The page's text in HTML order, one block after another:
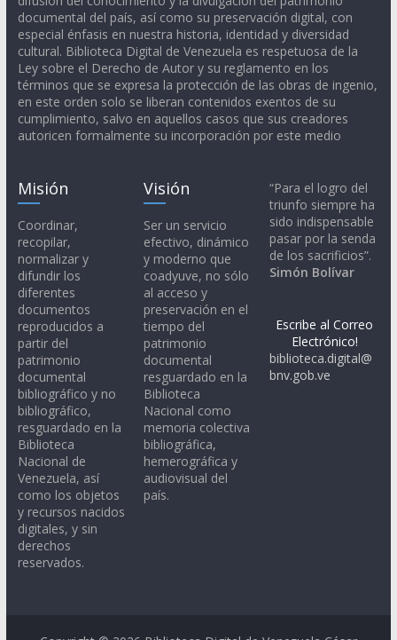
documental del país, así como su preservación digital, con
especial énfasis en nuestra historia, identidad y diversidad
cultural. Biblioteca Digital de Venezuela es respetuosa de la
Ley sobre el Derecho de Autor y su reglamento en los
términos que se expresa la protección de las obras de ingenio,
en este orden solo se liberan contenidos exentos de su
cumplimiento, salvo en aquellos casos que sus creadores
autoricen formalmente su incorporación por este medio
Misión
Coordinar,
recopilar,
normalizar y
difundir los
diferentes
documentos
reproducidos a
partir del
patrimonio
documental
bibliográfico y no
bibliográfico,
resguardado en la
Biblioteca
Nacional de
Venezuela, así
como los objetos
y recursos nacidos
digitales, y sin
derechos
reservados.
Visión
Ser un servicio
efectivo, dinámico
y moderno que
coadyuve, no sólo
al acceso y
preservación en el
tiempo del
patrimonio
documental
resguardado en la
Biblioteca
Nacional como
memoria colectiva
bibliográfica,
hemerográfica y
audiovisual del
país.
“Para el logro del
triunfo siempre ha
sido indispensable
pasar por la senda
de los sacrificios”.
Simón Bolívar
Escribe al Correo
Electrónico!
biblioteca.digital@
bnv.gob.ve